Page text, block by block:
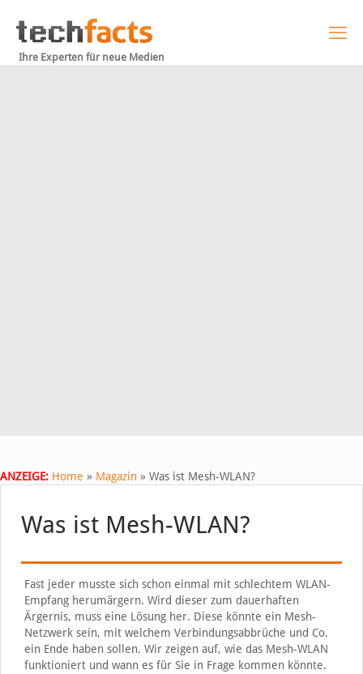
Ihre Experten für neue Medien
ANZEIGE: Home » Magazin » Was ist Mesh-WLAN?
Was ist Mesh-WLAN?
Fast jeder musste sich schon einmal mit schlechtem WLAN-
Empfang herumärgern. Wird dieser zum dauerhaften
Ärgernis, muss eine Lösung her. Diese könnte ein Mesh-
Netzwerk sein, mit welchem Verbindungsabbrüche und Co.
ein Ende haben sollen. Wir zeigen auf, wie das Mesh-WLAN
funktioniert und wann es für Sie in Frage kommen könnte.